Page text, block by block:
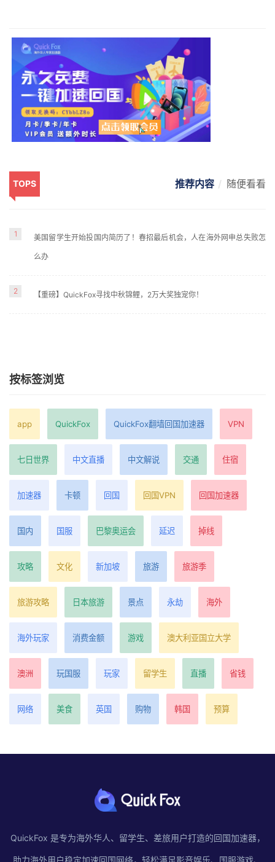
TOPS 推荐内容 随便看看
1 美国留学生开始投国内简历了！春招最后机会，人在海外网申总失败怎
么办
2 【重磅】QuickFox寻找中秋锦鲤，2万大奖独宠你！
按标签浏览
app QuickFox QuickFox翻墙回国加速器 VPN
七日世界 中文直播 中文解说 交通 住宿
加速器 卡顿 回国 回国VPN 回国加速器
国内 国服 巴黎奥运会 延迟 掉线
攻略 文化 新加坡 旅游 旅游季
旅游攻略 日本旅游 景点 永劫 海外
海外玩家 消费金额 游戏 澳大利亚国立大学
澳洲 玩国服 玩家 留学生 直播 省钱
网络 美食 英国 购物 韩国 预算
QuickFox 是专为海外华人、留学生、差旅用户打造的回国加速器，
助力海外用户稳定加速回国网络，轻松满足影音娱乐、国服游戏、